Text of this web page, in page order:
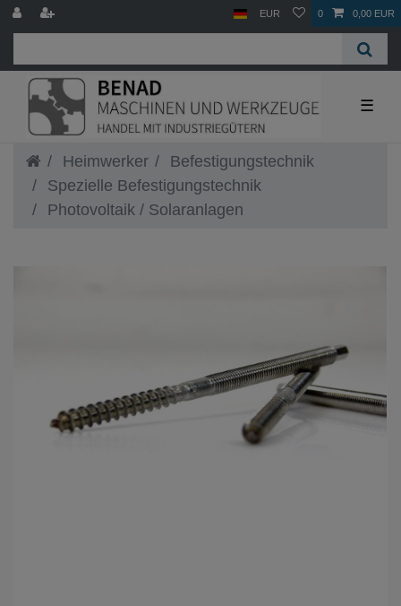
EUR 0 0,00 EUR
☰
Heimwerker
Befestigungstechnik
Spezielle Befestigungstechnik
Photovoltaik / Solaranlagen